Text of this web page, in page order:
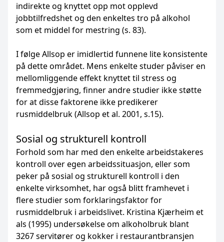
indirekte og knyttet opp mot opplevd
jobbtilfredshet og den enkeltes tro på alkohol
som et middel for mestring (s. 83).
I følge Allsop er imidlertid funnene lite konsistente
på dette området. Mens enkelte studer påviser en
mellomliggende effekt knyttet til stress og
fremmedgjøring, finner andre studier ikke støtte
for at disse faktorene ikke predikerer
rusmiddelbruk (Allsop et al. 2001, s.15).
Sosial og strukturell kontroll
Forhold som har med den enkelte arbeidstakeres
kontroll over egen arbeidssituasjon, eller som
peker på sosial og strukturell kontroll i den
enkelte virksomhet, har også blitt framhevet i
flere studier som forklaringsfaktor for
rusmiddelbruk i arbeidslivet. Kristina Kjærheim et
als (1995) undersøkelse om alkoholbruk blant
3267 servitører og kokker i restaurantbransjen